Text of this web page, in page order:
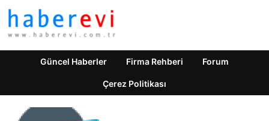
Güncel Haberler Firma Rehberi Forum
Çerez Politikası